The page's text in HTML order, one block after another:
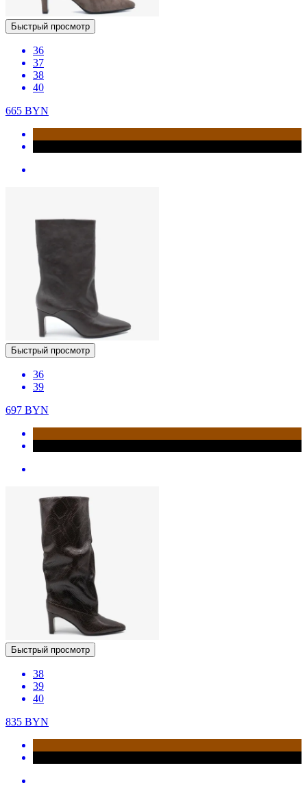
Быстрый просмотр
36
37
38
40
665 BYN
Быстрый просмотр
36
39
697 BYN
Быстрый просмотр
38
39
40
835 BYN